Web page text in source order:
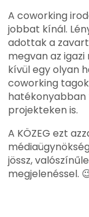
A coworking
jobbat kínál.
adottak a
megvan az
kívül egy olyan
coworking
hatékonyabban
projekteken is.
A KÖZEG ezt
jössz,
megjelenéssel.